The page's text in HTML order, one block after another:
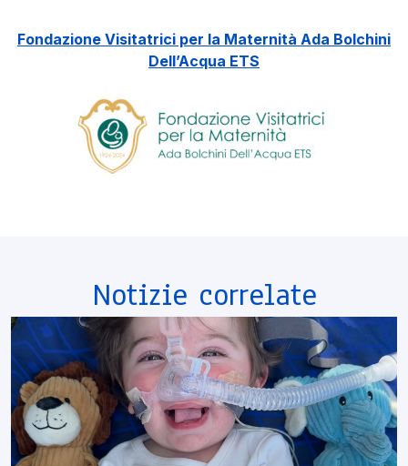
Fondazione Visitatrici per la Maternità Ada Bolchini
Dell’Acqua ETS
Notizie correlate